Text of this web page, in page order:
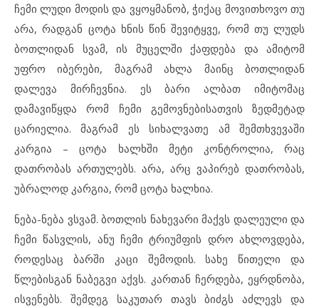
ჩემი ლუდი მოდის და ვყოყმანობ, ჭიქაც მოვითხოვო თუ
არა, რადგან ცოტა ხნის წინ შევიტყვე, რომ თუ ლუდს
ბოთლიდან სვამ, ის მუცელში ქაფდება და ამიტომ
უფრო იბერები, მაგრამ ახლა მაინც ბოთლიდან
დალევა მირჩევნია. ეს ბარი ალბათ იმიტომაც
დამავიწყდა რომ ჩემი გემოვნებისათვის ზედმეტად
ცარიელია. მაგრამ ეს სიხალვათე ამ შემთხვევაში
კარგია – ცოტა ხალხში მეტი კონტროლია, რაც
დათრობას ართულებს. არა, არც ვაპირებ დათრობას,
უბრალოდ კარგია, რომ ცოტა ხალხია.
ნება-ნება ვსვამ. ბოთლის ნახევარი მაქვს დალეული და
ჩემი წასვლის, ანუ ჩემი ტრიუმფის დრო ახლოვდება,
როდესაც ბარში კაცი შემოდის. სახე წითელი და
წლებისგან ნაბეგვი აქვს. კართან ჩერდება, ეყრდნობა,
ისვენებს. შემდეგ საკუთარ თავს ბიძგს აძლევს და